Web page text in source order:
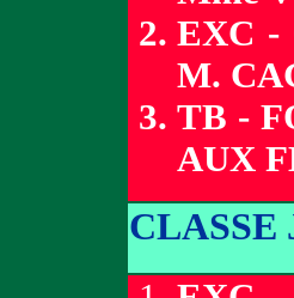
EXC -
M.
TB -
AUX
CLASSE